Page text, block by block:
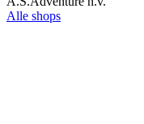
Alle shops